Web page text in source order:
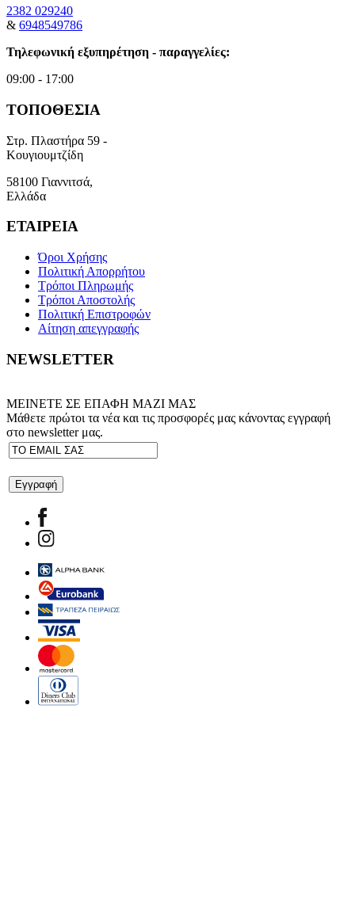
2382 029240
& 6948549786
Τηλεφωνική εξυπηρέτηση - παραγγελίες:
09:00 - 17:00
ΤΟΠΟΘΕΣΙΑ
Στρ. Πλαστήρα 59 -
Κουγιουμτζίδη
58100 Γιαννιτσά,
Ελλάδα
ΕΤΑΙΡΕΙΑ
Όροι Χρήσης
Πολιτική Απορρήτου
Τρόποι Πληρωμής
Τρόποι Αποστολής
Πολιτική Επιστροφών
Αίτηση απεγγραφής
NEWSLETTER
ΜΕΙΝΕΤΕ ΣΕ ΕΠΑΦΗ ΜΑΖΙ ΜΑΣ
Μάθετε πρώτοι τα νέα και τις προσφορές μας κάνοντας εγγραφή
στο newsletter μας.